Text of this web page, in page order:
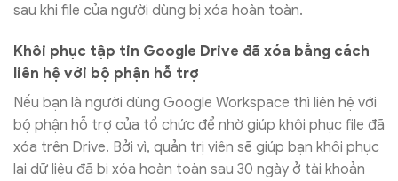
sau khi file của người dùng bị xóa hoàn toàn.
Khôi phục tập tin Google Drive đã xóa bằng cách
liên hệ với bộ phận hỗ trợ
Nếu bạn là người dùng Google Workspace thì liên hệ với
bộ phận hỗ trợ của tổ chức để nhờ giúp khôi phục file đã
xóa trên Drive. Bởi vì, quản trị viên sẽ giúp bạn khôi phục
lại dữ liệu đã bị xóa hoàn toàn sau 30 ngày ở tài khoản